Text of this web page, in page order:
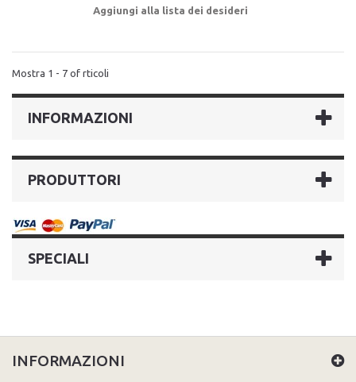
Aggiungi alla lista dei desideri
Mostra 1 - 7 of rticoli
INFORMAZIONI
PRODUTTORI
SPECIALI
INFORMAZIONI